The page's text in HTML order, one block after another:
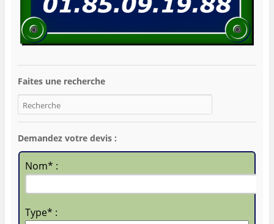
Faites une recherche
Demandez votre devis :
Nom* :
Type* :